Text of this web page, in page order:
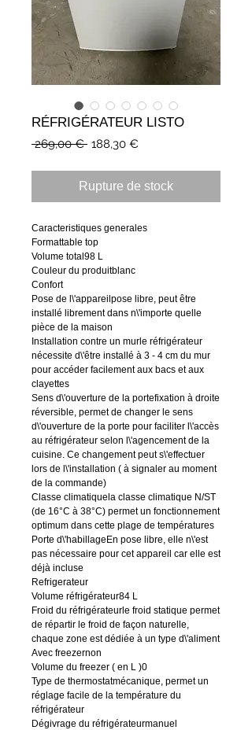
RÉFRIGÉRATEUR LISTO
269,00 € Prix
188,30 €
Rupture de stock
Caracteristiques generales
Formattable top
Volume total98 L
Couleur du produitblanc
Confort
Pose de l\'appareilpose libre, peut être
installé librement dans n\'importe quelle
pièce de la maison
Installation contre un murle réfrigérateur
nécessite d\'être installé à 3 - 4 cm du mur
pour accéder facilement aux bacs et aux
clayettes
Sens d\'ouverture de la portefixation à droite
réversible, permet de changer le sens
d\'ouverture de la porte pour faciliter l\'accès
au réfrigérateur selon l\'agencement de la
cuisine. Ce changement peut s\'effectuer
lors de l\'installation ( à signaler au moment
de la commande)
Classe climatiquela classe climatique N/ST
(de 16°C à 38°C) permet un fonctionnement
optimum dans cette plage de températures
Porte d\'habillageEn pose libre, elle n\'est
pas nécessaire pour cet appareil car elle est
déjà incluse
Refrigerateur
Volume réfrigérateur84 L
Froid du réfrigérateurle froid statique permet
de répartir le froid de façon naturelle,
chaque zone est dédiée à un type d\'aliment
Avec freezernon
Volume du freezer ( en L )0
Type de thermostatmécanique, permet un
réglage facile de la température du
réfrigérateur
Dégivrage du réfrigérateurmanuel